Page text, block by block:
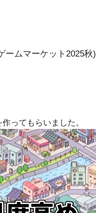
ームマーケット2025秋)
ってもらいました。